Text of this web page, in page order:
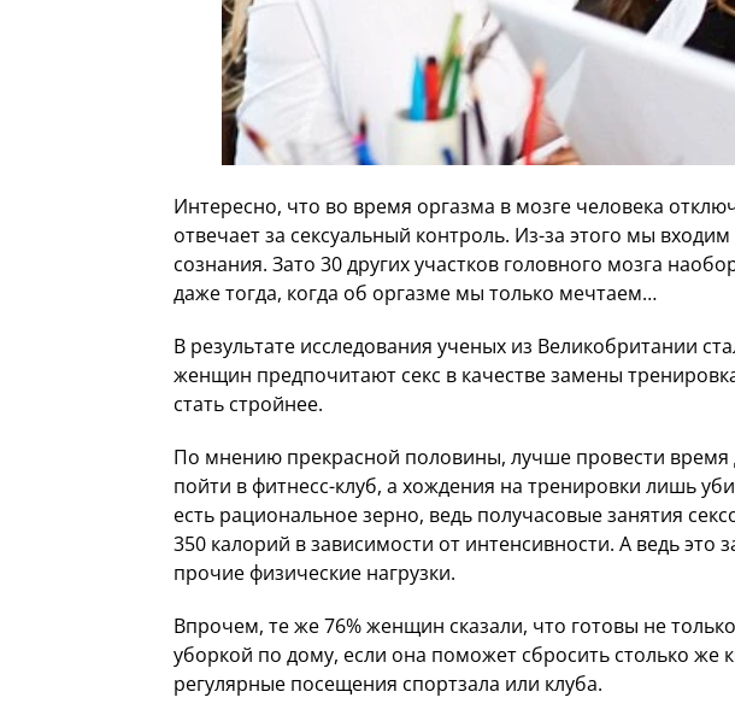
Интересно, что во время оргазма в мозге человека
отвечает за сексуальный контроль. Из-за этого мы
сознания. Зато 30 других участков головного мозга
даже тогда, когда об оргазме мы только мечтаем…
В результате исследования ученых из Великобритании
женщин предпочитают секс в качестве замены
стать стройнее.
По мнению прекрасной половины, лучше провести
пойти в фитнесс-клуб, а хождения на тренировки лишь
есть рациональное зерно, ведь получасовые занятия
350 калорий в зависимости от интенсивности. А ведь это
прочие физические нагрузки.
Впрочем, те же 76% женщин сказали, что готовы не
уборкой по дому, если она поможет сбросить столько же
регулярные посещения спортзала или клуба.